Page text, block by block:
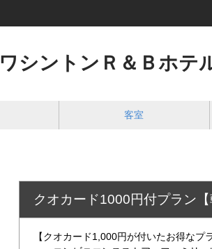
ワシントンＲ＆Ｂホテ
客室
クオカード1000円付プラン【
【クオカード1,000円が付いたお得なプ